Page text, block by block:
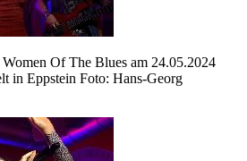
Of The Blues am 24.05.2024
in Eppstein Foto: Hans-Georg